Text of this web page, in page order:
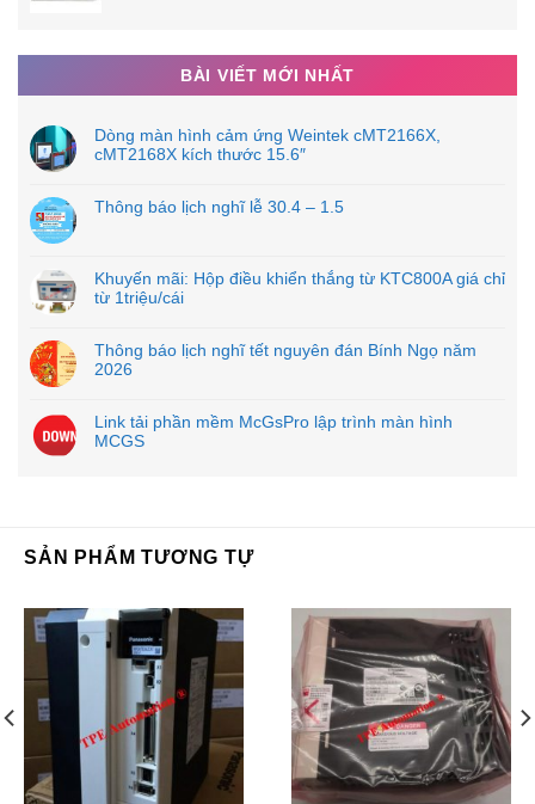
CONNECTOR:
FUNCTION
COMMUNICATION
FUNCTION: USB
USB interface to connect to computers for
parameter setting or status monitoring.
REGENERATION
Built-in regenerative resistor (external
resistor is also enabled.)
CONTROL MODE
enabled,
command
BÀI VIẾT MỚI NHẤT
Dòng màn hình cảm ứng Weintek cMT2166X,
cMT2168X kích thước 15.6″
Thông báo lịch nghĩ lễ 30.4 – 1.5
Khuyến mãi: Hộp điều khiển thắng từ KTC800A giá chỉ
từ 1triệu/cái
Thông báo lịch nghĩ tết nguyên đán Bính Ngọ năm
2026
Link tải phần mềm McGsPro lập trình màn hình
MCGS
SẢN PHẨM TƯƠNG TỰ